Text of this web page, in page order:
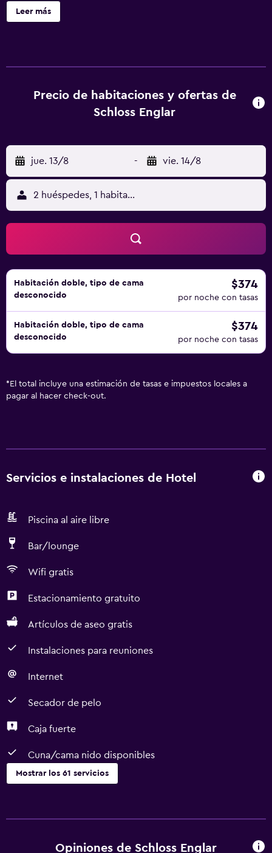
abierta y un jardín con piscina al aire libre y terraza.
Algunas habitaciones tienen zona de estar. Las
Leer más
Precio de habitaciones y ofertas de
Schloss Englar
jue. 13/8 - vie. 14/8
2 huéspedes, 1 habitación
Habitación doble, tipo de cama
desconocido
$374
por noche con tasas
Habitación doble, tipo de cama
desconocido
$374
por noche con tasas
* El total incluye una estimación de tasas e impuestos locales a
pagar al hacer check-out.
Servicios e instalaciones de Hotel
Piscina al aire libre
Bar/lounge
Wifi gratis
Estacionamiento gratuito
Artículos de aseo gratis
Instalaciones para reuniones
Internet
Secador de pelo
Caja fuerte
Cuna/cama nido disponibles
Mostrar los 61 servicios
Wifi gratis
Opiniones de Schloss Englar